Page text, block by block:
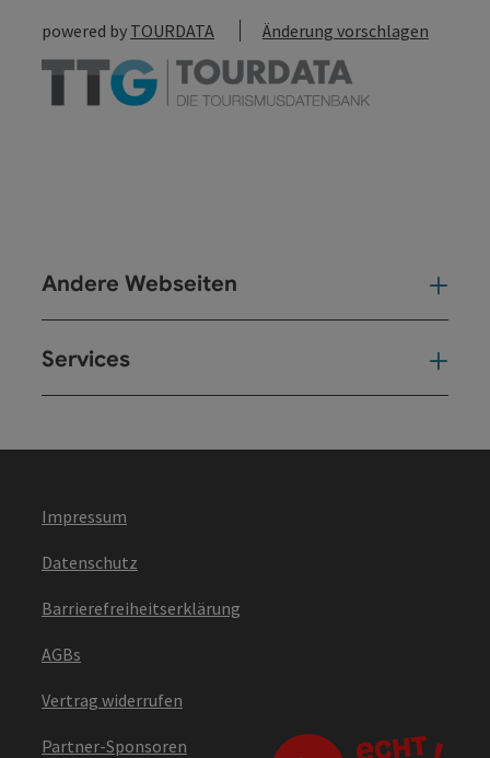
powered by TOURDATA Änderung vorschlagen
Andere Webseiten
Services
Impressum
Datenschutz
Barrierefreiheitserklärung
AGBs
Vertrag widerrufen
Partner-Sponsoren